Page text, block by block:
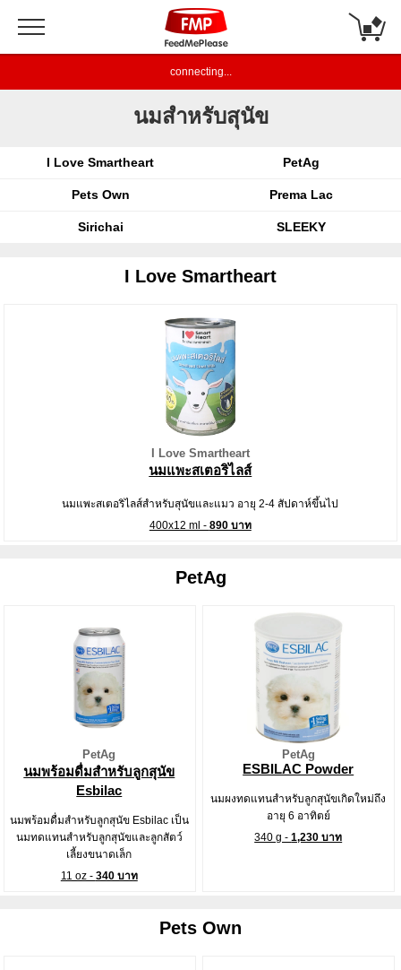
connecting...
นมสำหรับสุนัข
I Love Smartheart PetAg
Pets Own Prema Lac
Sirichai SLEEKY
I Love Smartheart
I Love Smartheart
นมแพะสเตอริไลส์
นมแพะสเตอริไลส์สำหรับสุนัขและแมว อายุ 2-4 สัปดาห์ขึ้นไป
400x12 ml - 890 บาท
PetAg
PetAg
นมพร้อมดื่มสำหรับลูกสุนัข
Esbilac
นมพร้อมดื่มสำหรับลูกสุนัข Esbilac เป็น
นมทดแทนสำหรับลูกสุนัขและลูกสัตว์
เลี้ยงขนาดเล็ก
11 oz - 340 บาท
PetAg
ESBILAC Powder
นมผงทดแทนสำหรับลูกสุนัขเกิดใหม่ถึง
อายุ 6 อาทิตย์
340 g -1,230 บาท
Pets Own